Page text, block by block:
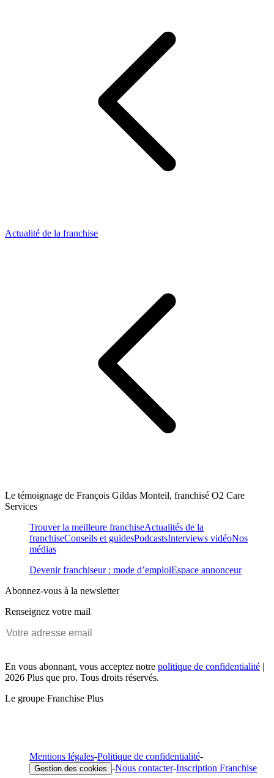
Actualité de la franchise
Le témoignage de François Gildas Monteil, franchisé O2 Care
Services
Trouver la meilleure franchiseActualités de la
franchiseConseils et guidesPodcastsInterviews vidéoNos
médias
Devenir franchiseur : mode d’emploiEspace annonceur
Abonnez-vous à la newsletter
Renseignez votre mail
En vous abonnant, vous acceptez notre politique de confidentialité |
2026 Plus que pro. Tous droits réservés.
Le groupe Franchise Plus
Mentions légales-Politique de confidentialité-
Gestion des cookies -Nous contacter-Inscription Franchise